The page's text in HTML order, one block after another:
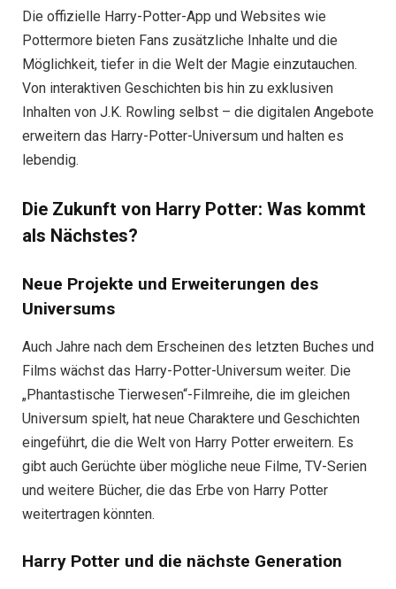
Die offizielle Harry-Potter-App und Websites wie
Pottermore bieten Fans zusätzliche Inhalte und die
Möglichkeit, tiefer in die Welt der Magie einzutauchen.
Von interaktiven Geschichten bis hin zu exklusiven
Inhalten von J.K. Rowling selbst – die digitalen Angebote
erweitern das Harry-Potter-Universum und halten es
lebendig.
Die Zukunft von Harry Potter: Was kommt
als Nächstes?
Neue Projekte und Erweiterungen des
Universums
Auch Jahre nach dem Erscheinen des letzten Buches und
Films wächst das Harry-Potter-Universum weiter. Die
„Phantastische Tierwesen“-Filmreihe, die im gleichen
Universum spielt, hat neue Charaktere und Geschichten
eingeführt, die die Welt von Harry Potter erweitern. Es
gibt auch Gerüchte über mögliche neue Filme, TV-Serien
und weitere Bücher, die das Erbe von Harry Potter
weitertragen könnten.
Harry Potter und die nächste Generation